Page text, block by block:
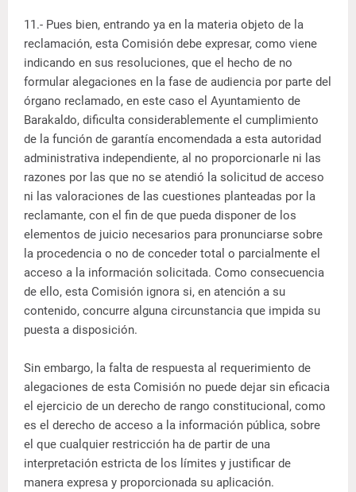
11.- Pues bien, entrando ya en la materia objeto de la
reclamación, esta Comisión debe expresar, como viene
indicando en sus resoluciones, que el hecho de no
formular alegaciones en la fase de audiencia por parte del
órgano reclamado, en este caso el Ayuntamiento de
Barakaldo, dificulta considerablemente el cumplimiento
de la función de garantía encomendada a esta autoridad
administrativa independiente, al no proporcionarle ni las
razones por las que no se atendió la solicitud de acceso
ni las valoraciones de las cuestiones planteadas por la
reclamante, con el fin de que pueda disponer de los
elementos de juicio necesarios para pronunciarse sobre
la procedencia o no de conceder total o parcialmente el
acceso a la información solicitada. Como consecuencia
de ello, esta Comisión ignora si, en atención a su
contenido, concurre alguna circunstancia que impida su
puesta a disposición.
Sin embargo, la falta de respuesta al requerimiento de
alegaciones de esta Comisión no puede dejar sin eficacia
el ejercicio de un derecho de rango constitucional, como
es el derecho de acceso a la información pública, sobre
el que cualquier restricción ha de partir de una
interpretación estricta de los límites y justificar de
manera expresa y proporcionada su aplicación.